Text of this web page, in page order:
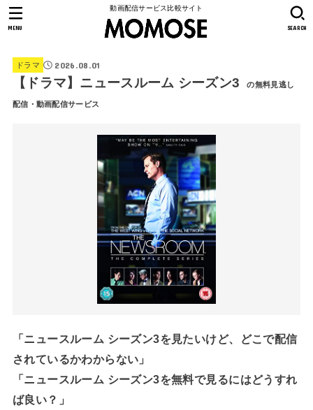
動画配信サービス比較サイト
SEARCH
MENU
ドラマ 2026.08.01
【ドラマ】ニュースルーム シーズン3 の無料見逃し
配信・動画配信サービス
「ニュースルーム シーズン3を見たいけど、どこで配信
されているかわからない」
「ニュースルーム シーズン3を無料で見るにはどうすれ
ば良い？」